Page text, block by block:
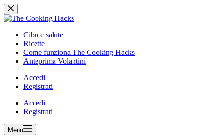
Salta
al
contenuto
Salta
al
Cibo e salute
Ricette
Come funziona The Cooking Hacks
Anteprima Volantini
Accedi
Registrati
Accedi
Registrati
Menu